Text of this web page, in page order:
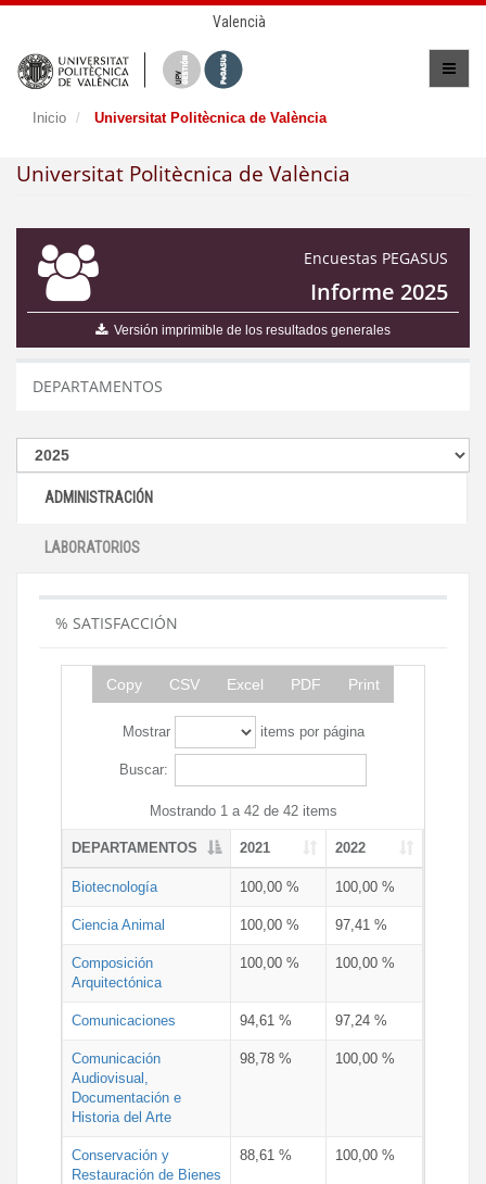
Valencià
Inicio Universitat Politècnica de València
Universitat Politècnica de València
Encuestas PEGASUS
Informe 2025
Versión imprimible de los resultados generales
DEPARTAMENTOS
ADMINISTRACIÓN
LABORATORIOS
% SATISFACCIÓN
Copy CSV Excel PDF Print
Mostrar items por página
Buscar:
Mostrando 1 a 42 de 42 items
DEPARTAMENTOS 2021 2022
Biotecnología 100,00 % 100,00 %
Ciencia Animal 100,00 % 97,41 %
Composición
Arquitectónica
100,00 % 100,00 %
Comunicaciones 94,61 % 97,24 %
Comunicación
Audiovisual,
Documentación e
Historia del Arte
98,78 % 100,00 %
Conservación y
Restauración de Bienes
88,61 % 100,00 %